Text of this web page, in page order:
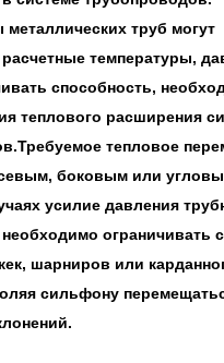
труб могут
температуры,
способность,
теплового расширения
тепловое
боковым или
усилие давления
ограничивать с
шарниров или
сильфону